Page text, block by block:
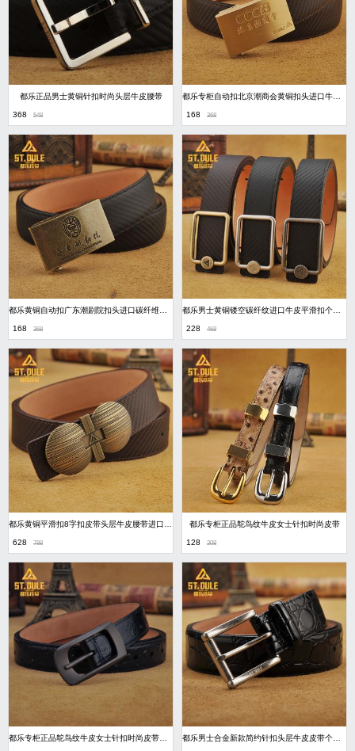
都乐正品男士黄铜针扣时尚头层牛皮腰带
368 548 168 368
168 368 228 468
628 788
都乐专柜正品鸵鸟纹牛皮女士针扣时尚皮带
128 208